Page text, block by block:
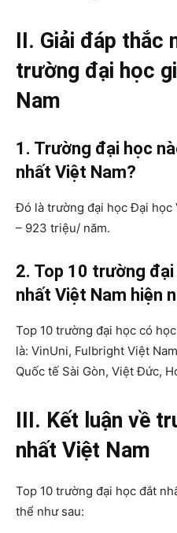
II. Giải đáp thắc
trường đại học
Nam
1. Trường đại học
nhất Việt Nam?
Đó là trường đại học Đại học
– 923 triệu/ năm.
2. Top 10 trường
nhất Việt Nam hiện
Top 10 trường đại học có
là: VinUni, Fulbright Việt
Quốc tế Sài Gòn, Việt Đức,
III. Kết luận về
nhất Việt Nam
Top 10 trường đại học đắt
thể như sau: